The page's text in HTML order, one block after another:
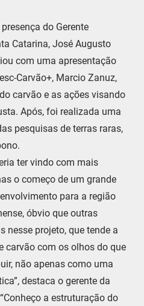
do Gerente
Catarina, José Augusto
com uma apresentação
Carvão+, Marcio Zanuz,
carvão e as ações visando
Após, foi realizada uma
pesquisas de terras raras,
ter vindo com mais
o começo de um grande
para a região
óbvio que outras
nesse projeto, que tende a
carvão com os olhos do que
não apenas como uma
destaca o gerente da
a estruturação do